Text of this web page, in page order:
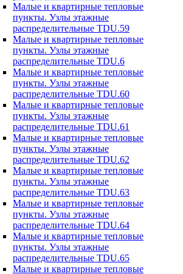
Малые и квартирные тепловые
пункты. Узлы этажные
распределительные TDU.59
Малые и квартирные тепловые
пункты. Узлы этажные
распределительные TDU.6
Малые и квартирные тепловые
пункты. Узлы этажные
распределительные TDU.60
Малые и квартирные тепловые
пункты. Узлы этажные
распределительные TDU.61
Малые и квартирные тепловые
пункты. Узлы этажные
распределительные TDU.62
Малые и квартирные тепловые
пункты. Узлы этажные
распределительные TDU.63
Малые и квартирные тепловые
пункты. Узлы этажные
распределительные TDU.64
Малые и квартирные тепловые
пункты. Узлы этажные
распределительные TDU.65
Малые и квартирные тепловые